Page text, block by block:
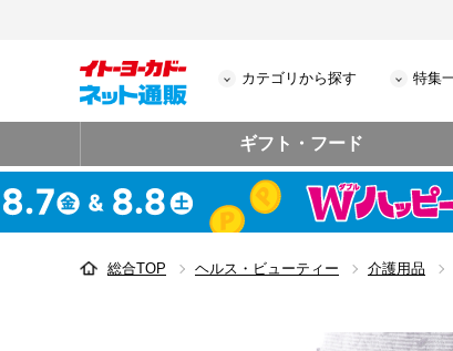
カテゴリから探す 特集
ギフト・フード
総合TOP ヘルス・ビューティー 介護用品